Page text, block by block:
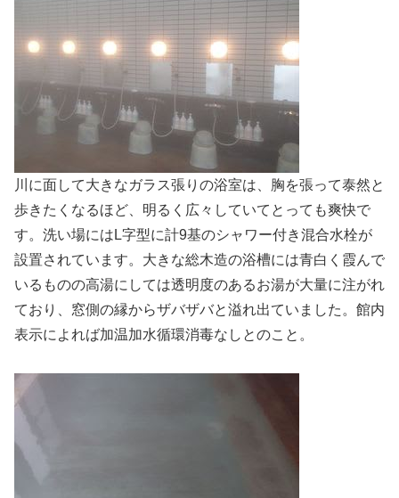
川に面して大きなガラス張りの浴室は、胸を張って泰然と
歩きたくなるほど、明るく広々していてとっても爽快で
す。洗い場にはL字型に計9基のシャワー付き混合水栓が
設置されています。大きな総木造の浴槽には青白く霞んで
いるものの高湯にしては透明度のあるお湯が大量に注がれ
ており、窓側の縁からザバザバと溢れ出ていました。館内
表示によれば加温加水循環消毒なしとのこと。